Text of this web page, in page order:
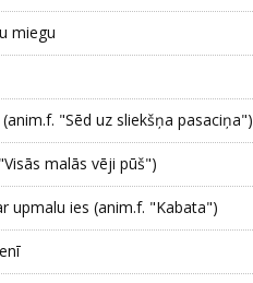
miegu
"Sēd uz sliekšņa pasaciņa")
malās vēji pūš")
upmalu ies (anim.f. "Kabata")